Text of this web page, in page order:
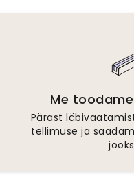
Me
Pärast
tellimuse ja